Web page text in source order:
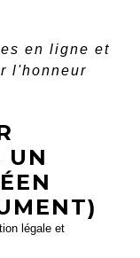
en ligne et
l'honneur
UN
légale et